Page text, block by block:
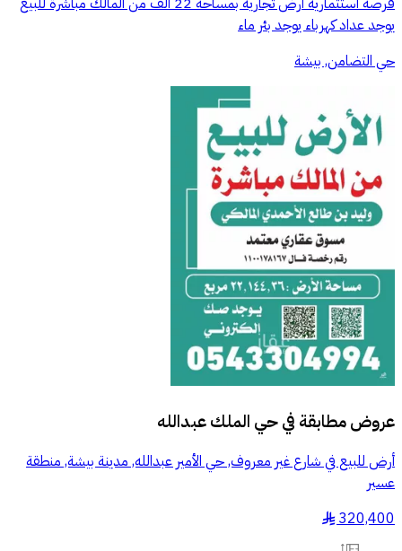
يوجد عداد كهرباء يوجد بئر ماء
حي التضامن, بيشة
عروض مطابقة فيحي الملك عبدالله
أرض للبيع في شارع غير معروف, حي الأمير عبدالله, مدينة بيشة, منطقة
عسير
320,400
§